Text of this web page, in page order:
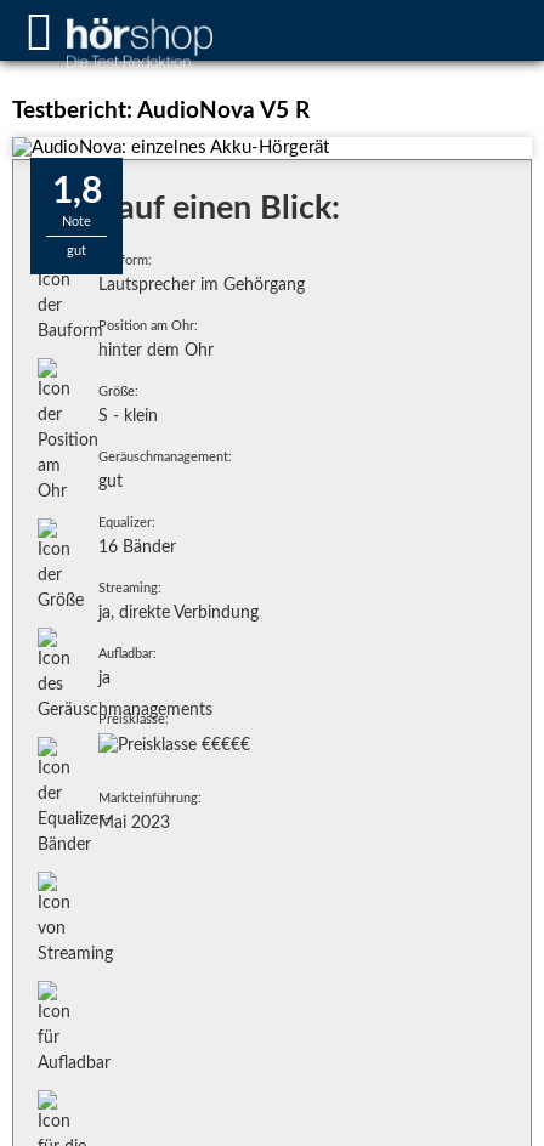
Testbericht: AudioNova V5 R
1,8
Note
gut
Alles auf einen Blick:
Bauform:
Lautsprecher im Gehörgang
Position am Ohr:
hinter dem Ohr
Größe:
S - klein
Geräuschmanagement:
gut
Equalizer:
16 Bänder
Streaming:
ja, direkte Verbindung
Aufladbar:
ja
Preisklasse:
Markteinführung:
Mai 2023